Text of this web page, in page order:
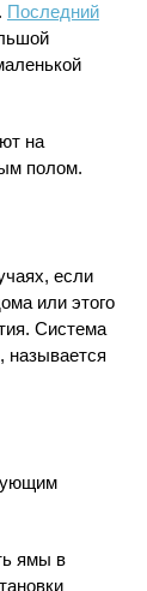
Последний
на
полом.
если
или этого
Система
называется
ямы в